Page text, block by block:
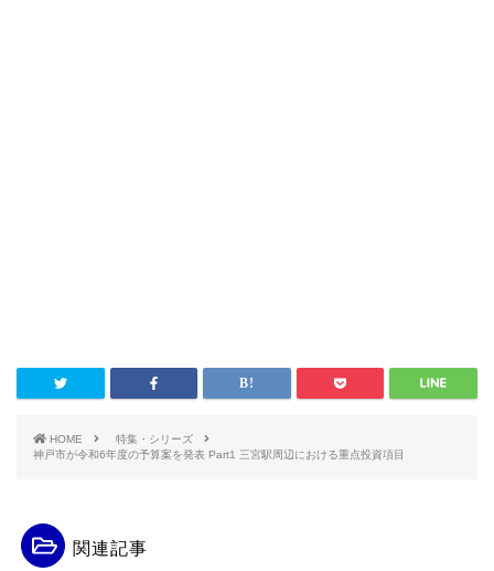
HOME
特集・シリーズ
神戸市が令和6年度の予算案を発表 Part1 三宮駅周辺における重点投資項目
関連記事